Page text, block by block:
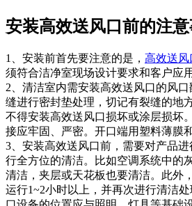
安装高效送风口前的注意
1、安装前首先要注意的是， 高效送风
须符合洁净室现场设计要求和客户应
2、清洁室内需安装高效送风口的风
缝进行密封垫处理，切记有裂缝的地
不得安装高效送风口损坏或涂层损坏
接应牢固、严密。开口端用塑料薄膜
3、安装高效送风口前，需要对产品
行全方位的清洁。比如空调系统中的
清洁，夹层或天花板也要清洁。此外
运行1~2小时以上，并再次进行清洁